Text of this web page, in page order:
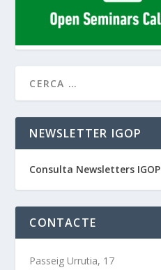
NEWSLETTER IGOP
Consulta Newsletters IGOP
CONTACTE
Passeig Urrutia, 17